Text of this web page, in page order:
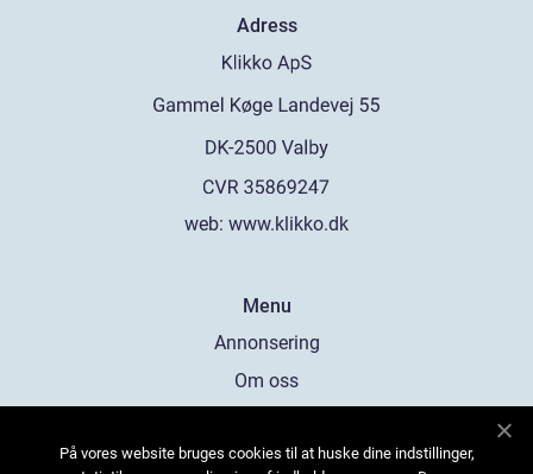
Adress
web: www.klikko.dk
Menu
Annonsering
Om oss
Kontakta oss
På vores website bruges cookies til at huske dine indstillinger,